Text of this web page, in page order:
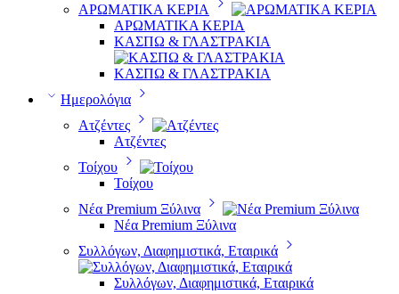
ΑΡΩΜΑΤΙΚΑ ΚΕΡΙΑ
ΑΡΩΜΑΤΙΚΑ ΚΕΡΙΑ
ΚΑΣΠΩ & ΓΛΑΣΤΡΑΚΙΑ
ΚΑΣΠΩ & ΓΛΑΣΤΡΑΚΙΑ
Ημερολόγια
Ατζέντες
Ατζέντες
Τοίχου
Τοίχου
Νέα Premium Ξύλινα
Νέα Premium Ξύλινα
Συλλόγων, Διαφημιστικά, Εταιρικά
Συλλόγων, Διαφημιστικά, Εταιρικά